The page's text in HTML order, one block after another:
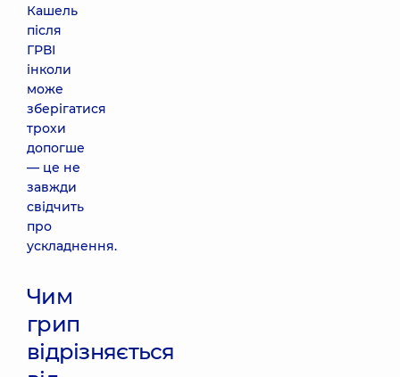
Кашель
після
ГРВІ
інколи
може
зберігатися
трохи
допогше
— це не
завжди
свідчить
про
ускладнення.
Чим
грип
відрізняється